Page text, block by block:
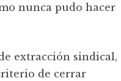
nunca pudo hacer
extracción sindical,
de cerrar